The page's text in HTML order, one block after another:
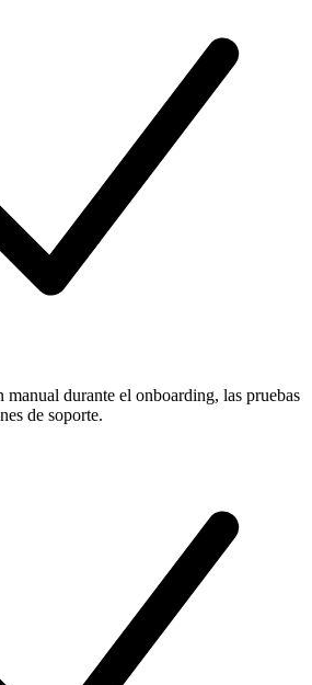
manual durante el onboarding, las pruebas
de soporte.